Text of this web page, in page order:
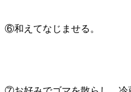
⑥和えてなじませる。